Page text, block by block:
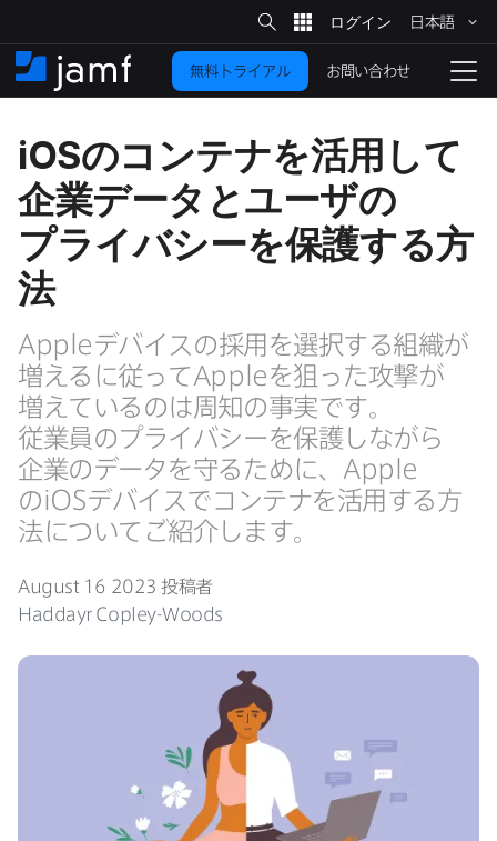
イ
ン
コ
テ
ン
ツ
に
​
移
動
サ
イ
ト
検
索
日本語
ホ
ー
ナ
を
​
替
無料トライアル お問い合わせ
iOSの​コンテナを​活用して​
企業データと​ユーザの​
プライバシーを​保護する​方​
法
Appleデバイスの​採用を​選択する​組織が​
増えるに​従ってAppleを​狙った​攻撃が​
増えているのは​周知の​事実です。​
従業員の​プライバシーを​保護しながら​
企業の​データを​守る​ために、 Apple
のiOSデバイスで​コンテナを​活用する​方​
法に​ついて​ご紹介します。
August 16 2023投稿者
Haddayr Copley-Woods